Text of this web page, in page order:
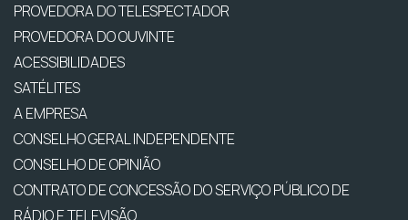
PROVEDORA DO TELESPECTADOR
PROVEDORA DO OUVINTE
ACESSIBILIDADES
SATÉLITES
A EMPRESA
CONSELHO GERAL INDEPENDENTE
CONSELHO DE OPINIÃO
CONTRATO DE CONCESSÃO DO SERVIÇO PÚBLICO DE
RÁDIO E TELEVISÃO